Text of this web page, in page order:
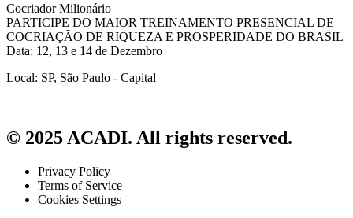
Cocriador Milionário
PARTICIPE DO MAIOR TREINAMENTO PRESENCIAL DE
COCRIAÇÃO DE RIQUEZA E PROSPERIDADE DO BRASIL
Data: 12, 13 e 14 de Dezembro
Local: SP, São Paulo - Capital
© 2025 ACADI. All rights reserved.
Privacy Policy
Terms of Service
Cookies Settings